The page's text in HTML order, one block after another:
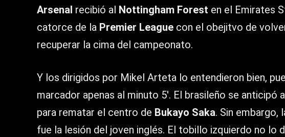
Arsenal recibió al Nottingham Forest en el Emirates
catorce de la Premier League con el obejitvo de
recuperar la cima del campeonato.
Y los dirigidos por Mikel Arteta lo entendieron bien,
marcador apenas al minuto 5′. El brasileño se
para rematar el centro de Bukayo Saka. Sin embargo,
fue la lesión del joven inglés. El tobillo izquierdo no lo